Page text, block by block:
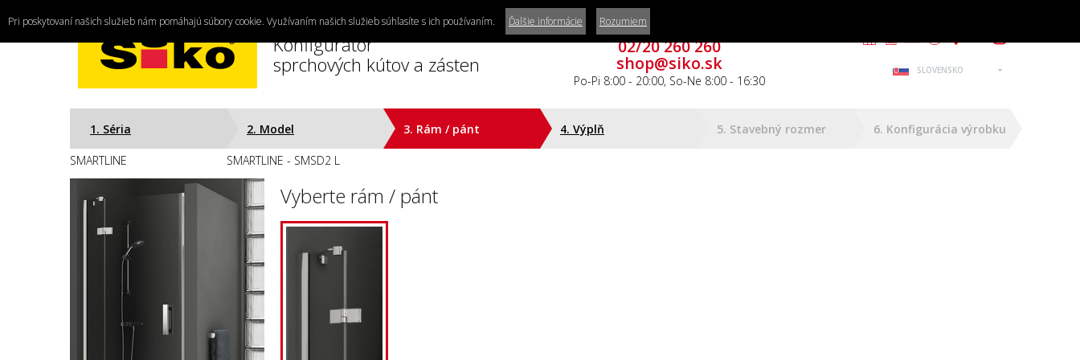
Konfigurátor
sprchových kútov a zásten
Zákaznícke centrum
02/20 260 260
shop@siko.sk
Po-Pi 8:00 - 20:00, So-Ne 8:00 - 16:30
SLOVENSKO
1. Séria
SMARTLINE
2. Model
SMARTLINE - SMSD2 L
3. Rám / pánt 4. Výplň 5. Stavebný rozmer 6. Konfigurácia výrobku
Vyberte rám / pánt
Pri poskytovaní našich služieb nám pomáhajú súbory cookie. Využívaním našich služieb súhlasíte s ich používaním. Ďalšie informácie Rozumiem